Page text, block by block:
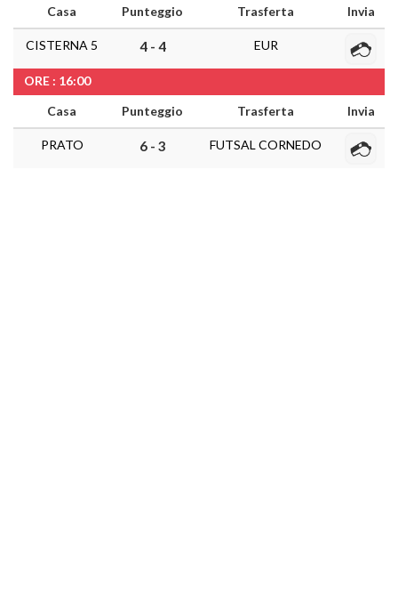
Casa
Punteggio Trasferta Invia
CISTERNA 5 4 - 4 EUR
ORE : 16:00
Casa
Punteggio Trasferta Invia
PRATO 6 - 3 FUTSAL CORNEDO